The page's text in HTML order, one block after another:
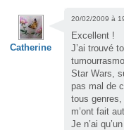
Catherine
20/02/2009 à
Excellent !
J’ai trouvé
Star Wars,
pas mal de
tous
m’ont fait
Je n’ai